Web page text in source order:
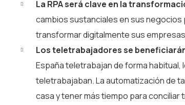
La RPA será clave en la
cambios sustanciales en sus negocios
transformar digitalmente sus
Los teletrabajadores se beneficiarán
España teletrabajan de forma habitual,
teletrabajaban. La automatización de
casa y tener más tiempo para conciliar